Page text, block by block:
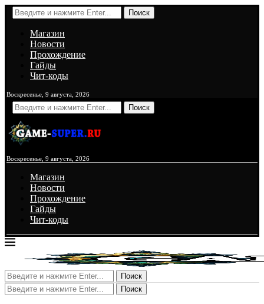
Поиск
Магазин
Новости
Прохождение
Гайды
Чит-коды
Воскресенье, 9 августа, 2026
Поиск
Воскресенье, 9 августа, 2026
Магазин
Новости
Прохождение
Гайды
Чит-коды
Поиск
Поиск